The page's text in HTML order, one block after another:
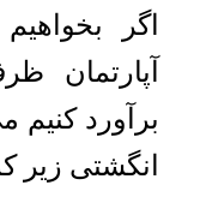
اگر
آپارتمان
برآورد کنیم
انگشتی زیر